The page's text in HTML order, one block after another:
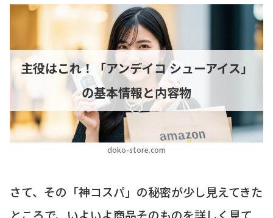
doko-store.com
主役はこれ！「アンデイコ シューアイス」
の基本情報と内容物
さて、その「神コスパ」の秘密が少し見えてきた
ところで、いよいよ商品そのものを詳しく見て